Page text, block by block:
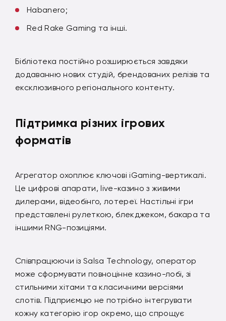
Habanero;
Red Rake Gaming та інші.
Бібліотека постійно розширюється завдяки
додаванню нових студій, брендованих релізів та
ексклюзивного регіонального контенту.
Підтримка різних ігрових
форматів
Агрегатор охоплює ключові iGaming-вертикалі.
Це цифрові апарати, live-казино з живими
дилерами, відеобінго, лотереї. Настільні ігри
представлені рулеткою, блекджеком, бакара та
іншими RNG-позиціями.
Співпрацюючи із Salsa Technology, оператор
може сформувати повноцінне казино-лобі, зі
стильними хітами та класичними версіями
слотів. Підприємцю не потрібно інтегрувати
кожну категорію ігор окремо, що спрощує